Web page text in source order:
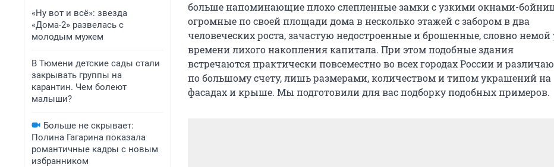
«Ну вот и всё»: звезда
«Дома-2» развелась с
молодым мужем
В Тюмени детские сады стали
закрывать группы на
карантин. Чем болеют
малыши?
Больше не скрывает:
Полина Гагарина показала
романтичные кадры с новым
избранником
больше напоминающие плохо слепленные замки с узкими окнами-
огромные по своей площади дома в несколько этажей с забором в два
человеческих роста, зачастую недостроенные и брошенные, словно немой
времени лихого накопления капитала. При этом подобные здания
встречаются практически повсеместно во всех городах России и
по большому счету, лишь размерами, количеством и типом украшений на
фасадах и крыше. Мы подготовили для вас подборку подобных примеров.